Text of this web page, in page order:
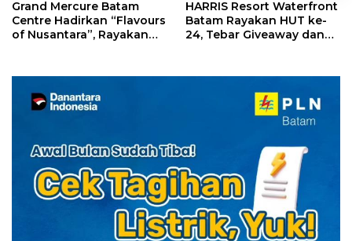
Grand Mercure Batam
Centre Hadirkan “Flavours
of Nusantara”, Rayakan
HARRIS Resort Waterfront
Batam Rayakan HUT ke-
24, Tebar Giveaway dan